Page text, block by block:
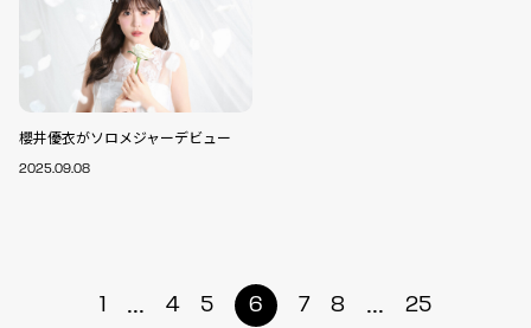
櫻井優衣がソロメジャーデビュー
2025.09.08
1 ... 4 5 6 7 8 ... 25